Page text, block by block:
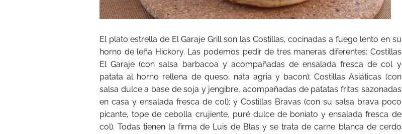
El plato estrella de El Garaje Grill son las Costillas, cocinadas a fuego lento en su
horno de leña Hickory. Las podemos pedir de tres maneras diferentes: Costillas
El Garaje (con salsa barbacoa y acompañadas de ensalada fresca de col y
patata al horno rellena de queso, nata agria y bacon); Costillas Asiáticas (con
salsa dulce a base de soja y jengibre, acompañadas de patatas fritas sazonadas
en casa y ensalada fresca de col); y Costillas Bravas (con su salsa brava poco
picante, tope de cebolla crujiente, puré dulce de boniato y ensalada fresca de
col). Todas tienen la firma de Luis de Blas y se trata de carne blanca de cerdo